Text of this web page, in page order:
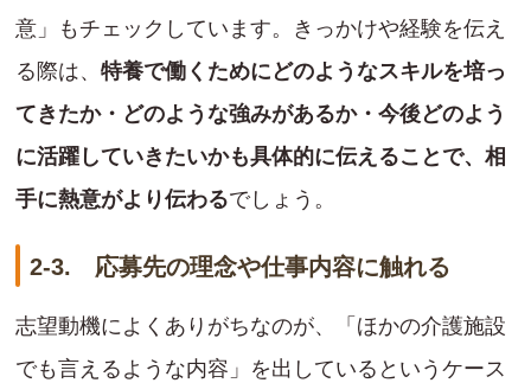
意」もチェックしています。きっかけや経験を伝え
る際は、 特養で働くためにどのようなスキルを培っ
てきたか・どのような強みがあるか・今後どのよう
に活躍していきたいかも具体的に伝えることで、相
手に熱意がより伝わるでしょう。
2-3. 応募先の理念や仕事内容に触れる
志望動機によくありがちなのが、「ほかの介護施設
でも言えるような内容」を出しているというケース